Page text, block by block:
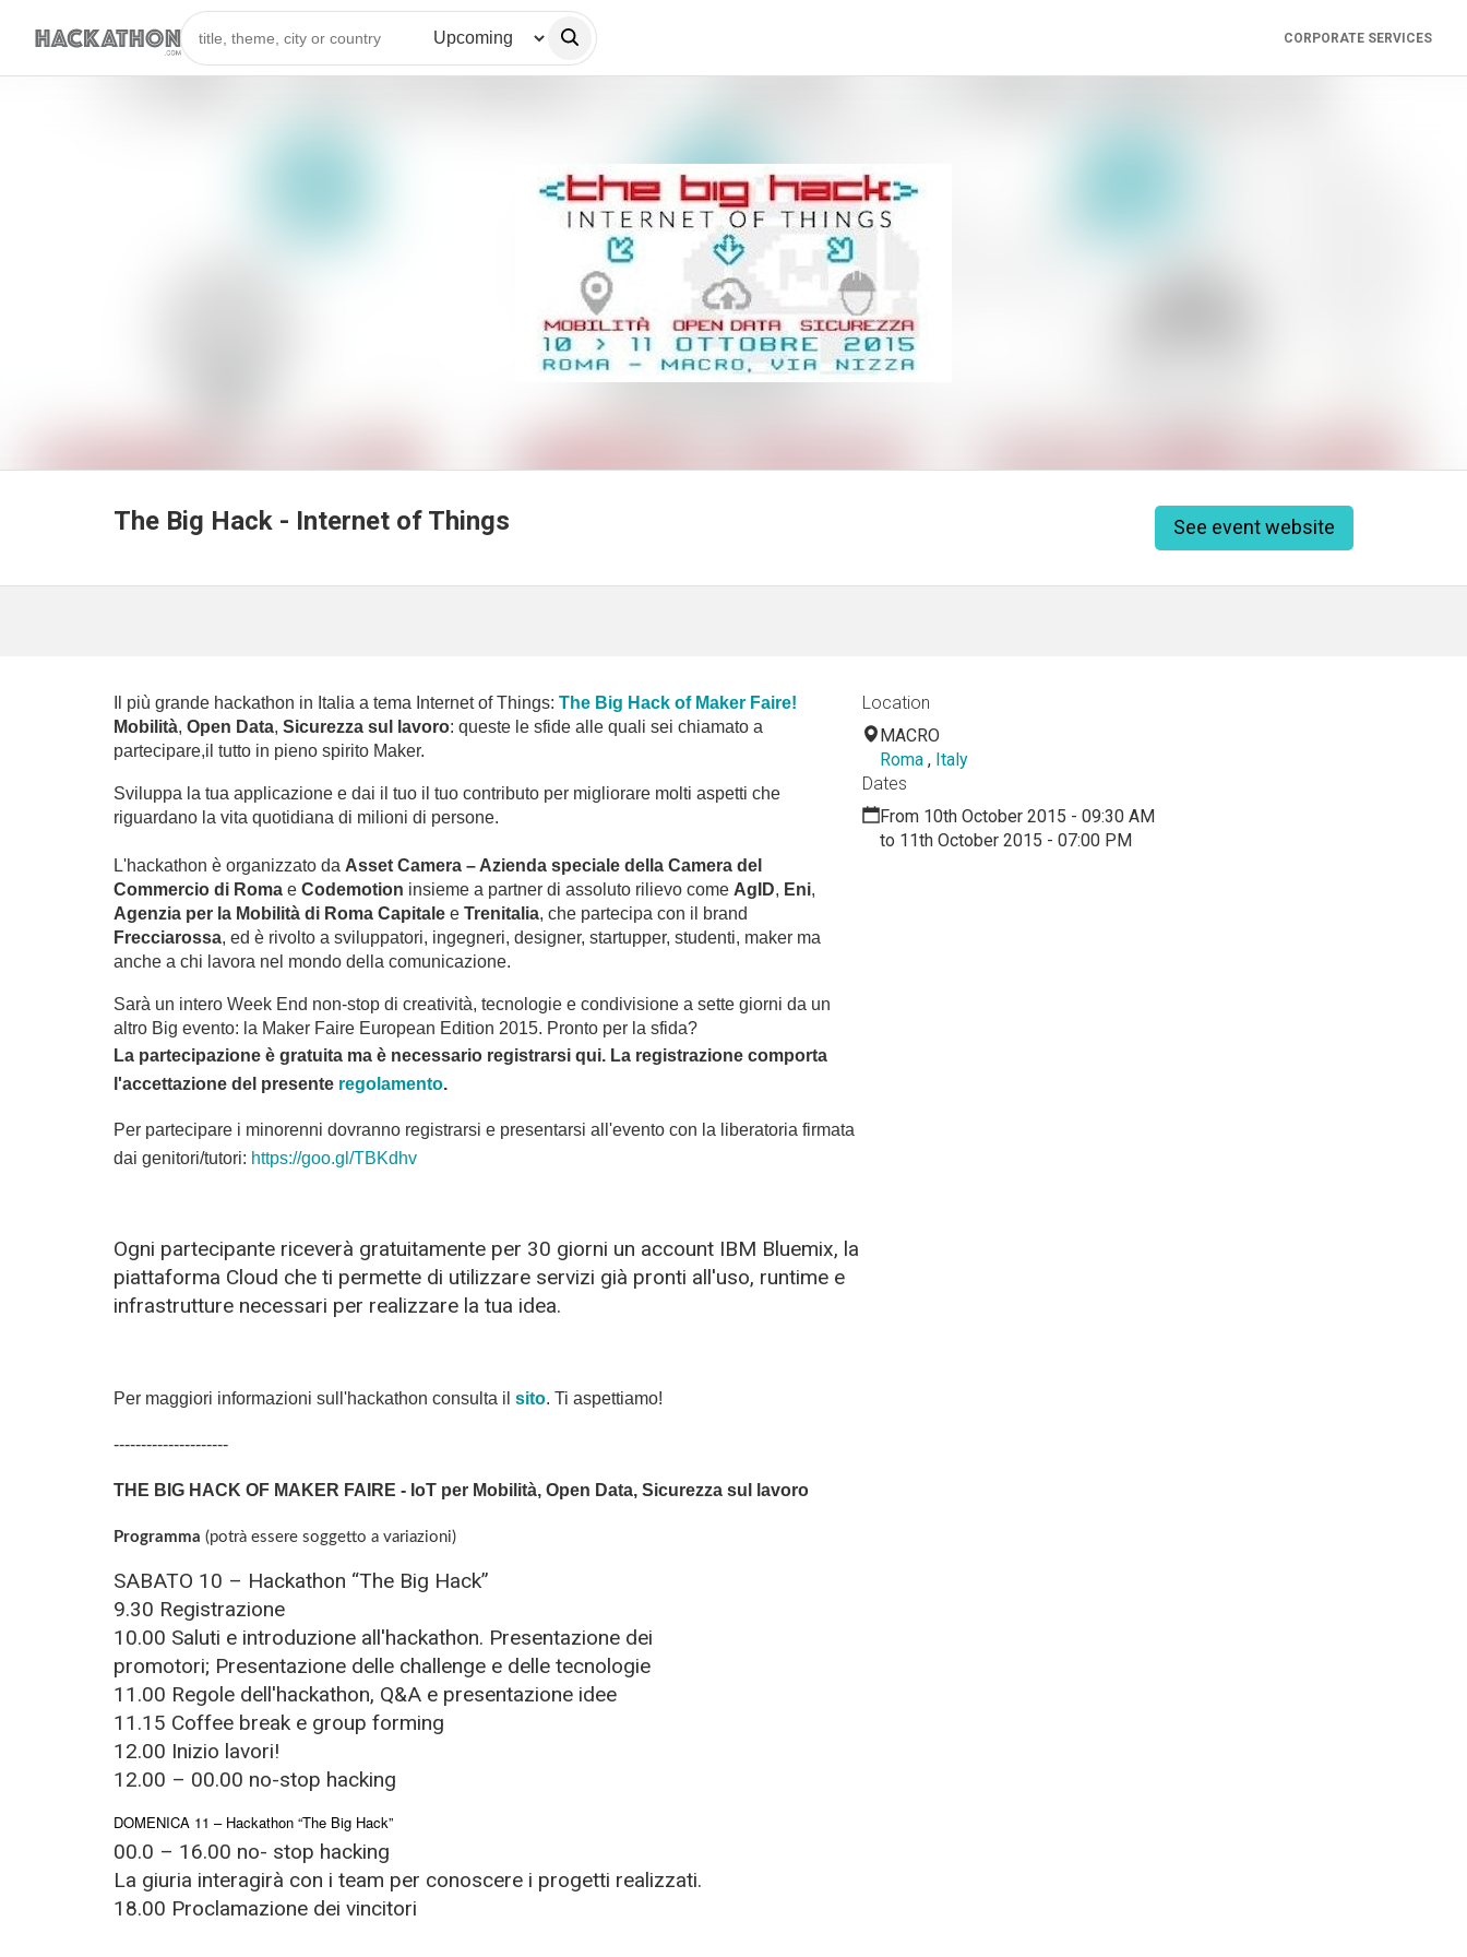
CORPORATE SERVICES
The Big Hack - Internet of Things See event website
Il più grande hackathon in Italia a tema Internet of Things: The Big Hack of Maker Faire!
Mobilità, Open Data, Sicurezza sul lavoro: queste le sfide alle quali sei chiamato a
partecipare,il tutto in pieno spirito Maker.
Sviluppa la tua applicazione e dai il tuo il tuo contributo per migliorare molti aspetti che
riguardano la vita quotidiana di milioni di persone.
L'hackathon è organizzato da Asset Camera – Azienda speciale della Camera del
Commercio di Roma e Codemotion insieme a partner di assoluto rilievo come AgID, Eni
Agenzia per la Mobilità di Roma Capitale e Trenitalia
Frecciarossa, ed è rivolto a sviluppatori, ingegneri, designer, startupper, studenti, maker ma
anche a chi lavora nel mondo della comunicazione.
Sarà un intero Week End non-stop di creatività, tecnologie e condivisione a sette giorni da un
altro Big evento: la Maker Faire European Edition 2015. Pronto per la sfida?
La partecipazione è gratuita ma è necessario registrarsi qui. La registrazione comporta
l'accettazione del presente regolamento.
Per partecipare i minorenni dovranno registrarsi e presentarsi all'evento con la liberatoria firmata
dai genitori/tutori: https://goo.gl/TBKdhv
Ogni partecipante riceverà gratuitamente per 30 giorni un account IBM Bluemix, la
piattaforma Cloud che ti permette di utilizzare servizi già pronti all'uso, runtime e
infrastrutture necessari per realizzare la tua idea.
Per maggiori informazioni sull'hackathon consulta il sito. Ti aspettiamo!
---------------------
THE BIG HACK OF MAKER FAIRE - IoT per Mobilità, Open Data, Sicurezza sul lavoro
Programma (potrà essere soggetto a variazioni)
SABATO 10 – Hackathon “The Big Hack”
9.30 Registrazione
10.00 Saluti e introduzione all'hackathon. Presentazione dei
promotori; Presentazione delle challenge e delle tecnologie
11.00 Regole dell'hackathon, Q&A e presentazione idee
11.15 Coffee break e group forming
12.00 Inizio lavori!
12.00 – 00.00 no-stop hacking
DOMENICA 11 – Hackathon “The Big Hack”
00.0 – 16.00 no- stop hacking
La giuria interagirà con i team per conoscere i progetti realizzati.
18.00 Proclamazione dei vincitori
Location
MACRO
Roma , Italy
Dates
From 10th October 2015 - 09:30 AM
to 11th October 2015 - 07:00 PM